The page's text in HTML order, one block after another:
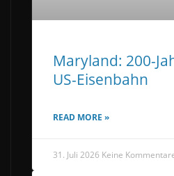
Maryland: 200-
US-Eisenbahn
READ MORE »
31. Juli 2026 Keine